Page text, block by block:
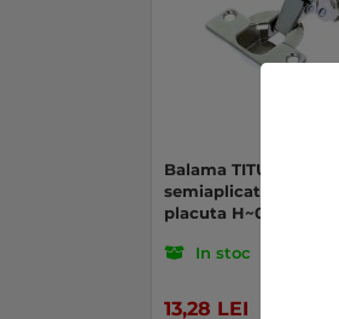
Balama TITUS cu clips
semiaplicata 110
placuta H~0 (2 buc)
In stoc
13,28 LEI